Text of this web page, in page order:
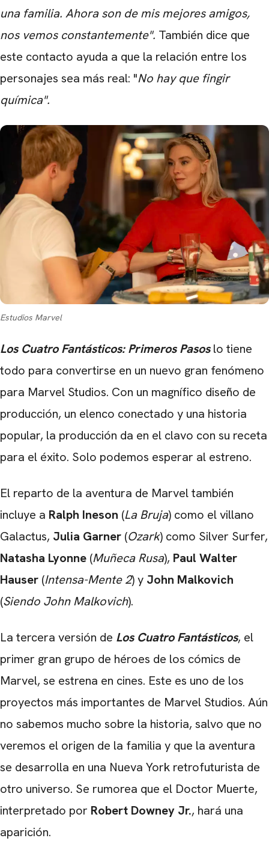
una familia. Ahora son de mis mejores amigos,
nos vemos constantemente". También dice que
este contacto ayuda a que la relación entre los
personajes sea más real: "No hay que fingir
química".
Estudios Marvel
Los Cuatro Fantásticos: Primeros Pasoslo tiene
todo para convertirse en un nuevo gran fenómeno
para Marvel Studios. Con un magnífico diseño de
producción, un elenco conectado y una historia
popular, la producción da en el clavo con su receta
para el éxito. Solo podemos esperar al estreno.
El reparto de la aventura de Marvel también
incluye a Ralph Ineson (La Bruja) como el villano
Galactus, Julia Garner (Ozark) como Silver Surfer,
Natasha Lyonne (Muñeca Rusa), Paul Walter
Hauser (Intensa-Mente 2) y John Malkovich
(Siendo John Malkovich).
La tercera versión de Los Cuatro Fantásticos, el
primer gran grupo de héroes de los cómics de
Marvel, se estrena en cines. Este es uno de los
proyectos más importantes de Marvel Studios. Aún
no sabemos mucho sobre la historia, salvo que no
veremos el origen de la familia y que la aventura
se desarrolla en una Nueva York retrofuturista de
otro universo. Se rumorea que el Doctor Muerte,
interpretado por Robert Downey Jr., hará una
aparición.